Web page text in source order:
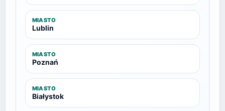
MIASTO
Lublin
MIASTO
Poznań
MIASTO
Białystok